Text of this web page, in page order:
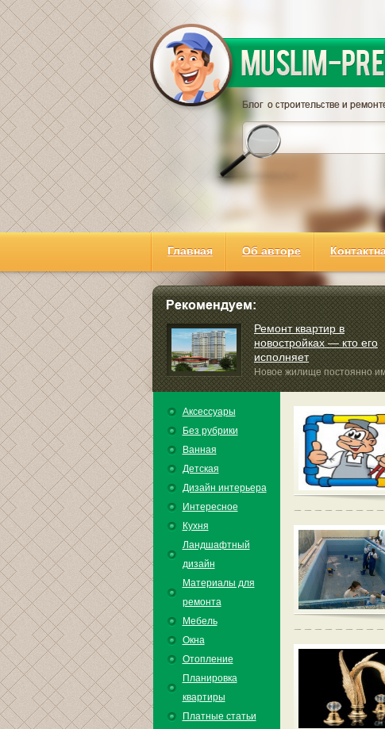
Главная Об авторе
Ремонт квартир в
новостройках — кто его
исполняет
Новое жилище постоянно
еще огромную притягательность,...
Аксессуары
Без рубрики
Ванная
Детская
Дизайн интерьера
Интересное
Кухня
Ландшафтный
дизайн
Материалы для
ремонта
Мебель
Окна
Отопление
Планировка
квартиры
Платные статьи